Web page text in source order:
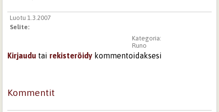
Luotu 1.3.2007
Selite:
Kategoria:
Runo
Kirjaudu tai rekisteröidy kommentoidaksesi
Kommentit